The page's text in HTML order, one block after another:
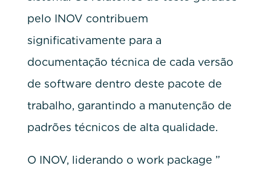
pelo INOV contribuem
significativamente para a
documentação técnica de cada versão
de software dentro deste pacote de
trabalho, garantindo a manutenção de
padrões técnicos de alta qualidade.
O INOV, liderando o work package ”